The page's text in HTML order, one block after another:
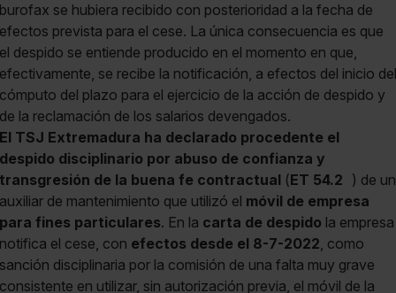
burofax se hubiera recibido con posterioridad a la fecha de
efectos prevista para el cese. La única consecuencia es que
el despido se entiende producido en el momento en que,
efectivamente, se recibe la notificación, a efectos del inicio del
cómputo del plazo para el ejercicio de la acción de despido y
de la reclamación de los salarios devengados.
El TSJ Extremadura ha declarado procedente el
despido disciplinario por abuso de confianza y
transgresión de la buena fe contractual (ET 54.2 ) de un
auxiliar de mantenimiento que utilizó el móvil de empresa
para fines particulares. En la carta de despido la empresa
notifica el cese, con efectos desde el 8-7-2022, como
sanción disciplinaria por la comisión de una falta muy grave
consistente en utilizar, sin autorización previa, el móvil de la